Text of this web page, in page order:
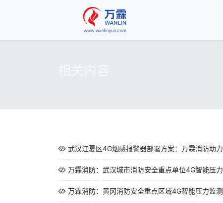
武汉江夏区4G烟感报警器部署方案：万霖消防助
万霖消防：武汉城市消防安全重点单位4G智能压力
万霖消防：黄冈消防安全重点区域4G智能压力监测